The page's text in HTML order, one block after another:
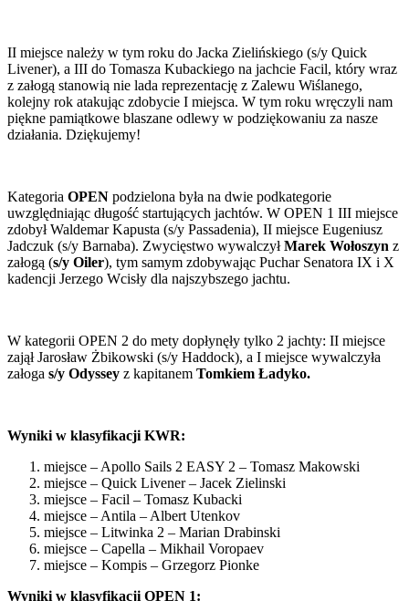
II miejsce należy w tym roku do Jacka Zielińskiego (s/y Quick
Livener), a III do Tomasza Kubackiego na jachcie Facil, który wraz
z załogą stanowią nie lada reprezentację z Zalewu Wiślanego,
kolejny rok atakując zdobycie I miejsca. W tym roku wręczyli nam
piękne pamiątkowe blaszane odlewy w podziękowaniu za nasze
działania. Dziękujemy!
Kategoria OPEN podzielona była na dwie podkategorie
uwzględniając długość startujących jachtów. W OPEN 1 III miejsce
zdobył Waldemar Kapusta (s/y Passadenia), II miejsce Eugeniusz
Jadczuk (s/y Barnaba). Zwycięstwo wywalczyłMarek Wołoszyn z
załogą (s/y Oiler), tym samym zdobywając Puchar Senatora IX i X
kadencji Jerzego Wcisły dla najszybszego jachtu.
W kategorii OPEN 2 do mety dopłynęły tylko 2 jachty: II miejsce
zajął Jarosław Żbikowski (s/y Haddock), a I miejsce wywalczyła
załoga s/y Odyssey z kapitanem Tomkiem Ładyko.
Wyniki w klasyfikacji KWR:
miejsce – Apollo Sails 2 EASY 2 – Tomasz Makowski
miejsce – Quick Livener – Jacek Zielinski
miejsce – Facil – Tomasz Kubacki
miejsce – Antila – Albert Utenkov
miejsce – Litwinka 2 – Marian Drabinski
miejsce – Capella – Mikhail Voropaev
miejsce – Kompis – Grzegorz Pionke
Wyniki w klasyfikacji OPEN 1: